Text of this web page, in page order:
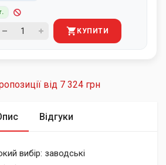
КУПИТИ
Ще 8 пропозиції від 7 324 грн
Відгуки
вибір: заводські